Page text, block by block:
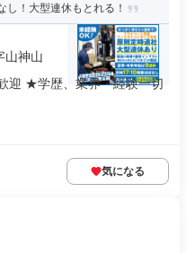
！大型連休もとれる！
山神山
迎 ★学歴、業界・経験一切
気になる